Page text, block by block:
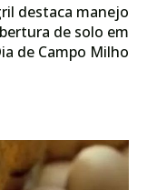
destaca manejo
de solo em
de Campo Milho